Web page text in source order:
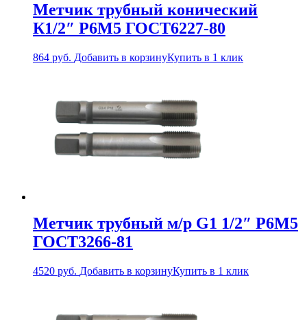
Метчик трубный конический
К1/2″ Р6М5 ГОСТ6227-80
864 руб. Добавить в корзинуКупить в 1 клик
Метчик трубный м/р G1 1/2″ Р6М5
ГОСТ3266-81
4520 руб. Добавить в корзинуКупить в 1 клик